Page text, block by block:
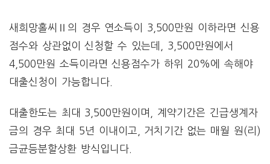
새희망홀씨Ⅱ의 경우 연소득이 3,500만원 이하라면 신용
점수와 상관없이 신청할 수 있는데, 3,500만원에서
4,500만원 소득이라면 신용점수가 하위 20%에 속해야
대출신청이 가능합니다.
대출한도는 최대 3,500만원이며, 계약기간은 긴급생계자
금의 경우 최대 5년 이내이고, 거치기간 없는 매월 원(리)
금균등분할상환 방식입니다.